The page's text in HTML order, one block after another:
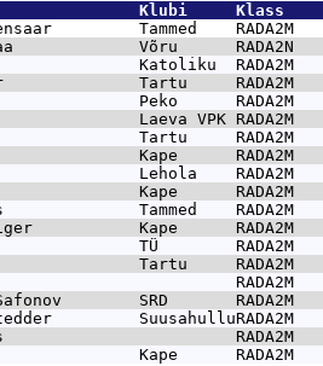
Klubi
Tammed    RADA2M
Võru      RADA2N
Katoliku  RADA2M
Tartu     RADA2M
Peko      RADA2M
Laeva VPK RADA2M
Tartu     RADA2M
Kape      RADA2M
Lehola    RADA2M
Kape      RADA2M
Tammed    RADA2M
Kape      RADA2M
TÜ        RADA2M
Tartu     RADA2M
RADA2M
SRD       RADA2M
SuusahulluRADA2M
RADA2M
Kape      RADA2M